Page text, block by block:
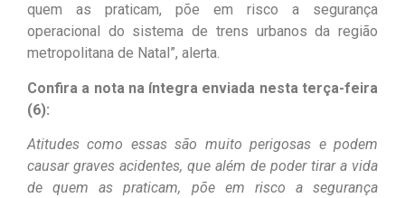
quem as praticam, põe em risco a segurança
operacional do sistema de trens urbanos da região
metropolitana de Natal”, alerta.
Confira a nota na íntegra enviada nesta terça-feira
(6):
Atitudes como essas são muito perigosas e podem
causar graves acidentes, que além de poder tirar a vida
de quem as praticam, põe em risco a segurança